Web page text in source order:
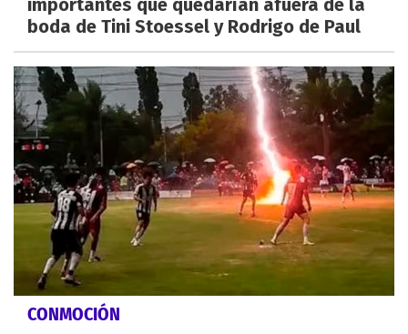
importantes que quedarían afuera de la
boda de Tini Stoessel y Rodrigo de Paul
CONMOCIÓN